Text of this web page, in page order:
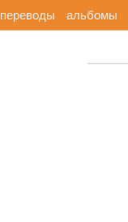
переводы альбомы